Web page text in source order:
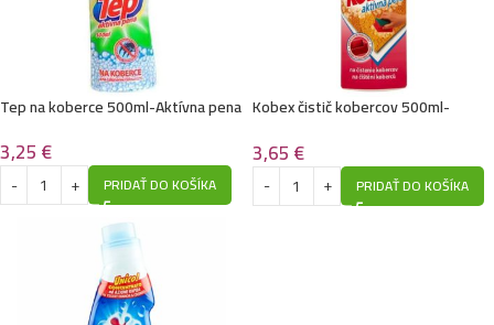
Tep na koberce 500ml-Aktívna pena
3,25€
PRIDAŤ DO KOŠÍKA
Kobex čistič kobercov 500ml-
3,65€
PRIDAŤ DO KOŠÍKA